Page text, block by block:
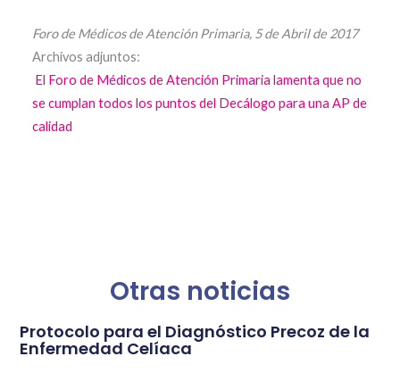
Foro de Médicos de Atención Primaria, 5 de Abril de 2017
Archivos adjuntos:
El Foro de Médicos de Atención Primaria lamenta que no
se cumplan todos los puntos del Decálogo para una AP de
calidad
Otras noticias
Protocolo para el Diagnóstico Precoz de la
Enfermedad Celíaca